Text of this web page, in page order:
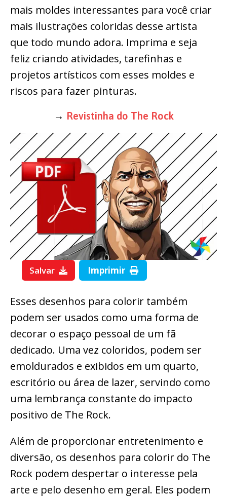
mais moldes interessantes para você criar
mais ilustrações coloridas desse artista
que todo mundo adora. Imprima e seja
feliz criando atividades, tarefinhas e
projetos artísticos com esses moldes e
riscos para fazer pinturas.
→ Revistinha do The Rock
Salvar Imprimir
Esses desenhos para colorir também
podem ser usados como uma forma de
decorar o espaço pessoal de um fã
dedicado. Uma vez coloridos, podem ser
emoldurados e exibidos em um quarto,
escritório ou área de lazer, servindo como
uma lembrança constante do impacto
positivo de The Rock.
Além de proporcionar entretenimento e
diversão, os desenhos para colorir do The
Rock podem despertar o interesse pela
arte e pelo desenho em geral. Eles podem